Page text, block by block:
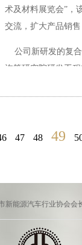
图1：朱增余
术及材料展览会”，
交流，扩大产品销
公司新研发的复合
汽等研究院研发工
47 48 49
新能源汽车行业协会会